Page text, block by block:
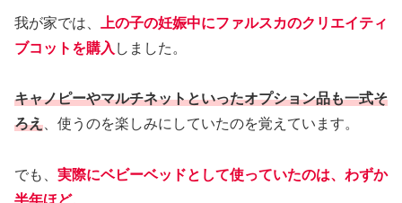
我が家では、
上の子の妊娠中にファルスカのクリエイティ
ブコットを購入 しました。
キャノピーやマルチネットといったオプション品も一式そ
ろえ 、使うのを楽しみにしていたのを覚えています。
でも、 実際にベビーベッドとして使っていたのは、わずか
半年ほど。